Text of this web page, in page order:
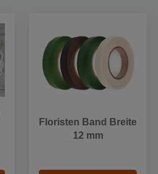
Floristen Band Breite
12 mm